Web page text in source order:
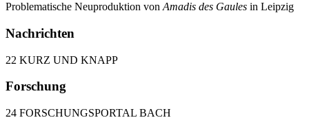
Problematische Neuproduktion von Amadis des Gaules in Leipzig
Nachrichten
22 KURZ UND KNAPP
Forschung
24 FORSCHUNGSPORTAL BACH